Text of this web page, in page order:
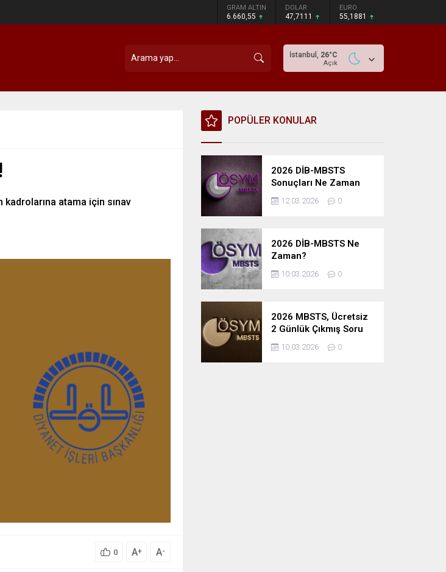
GRAM ALTIN
6.660,55
DOLAR
47,7111
EURO
55,1881
İstanbul, 26°C
Açık
atama için sınav
0 A+ A-
POPÜLER KONULAR
2026 DİB-MBSTS
Sonuçları Ne Zaman
Açıklanacak?
12.03.2026 0
2026 DİB-MBSTS Ne
Zaman?
10.03.2026 0
2026 MBSTS, Ücretsiz
2 Günlük Çıkmış Soru
Çözüm Kampı
10.03.2026 0